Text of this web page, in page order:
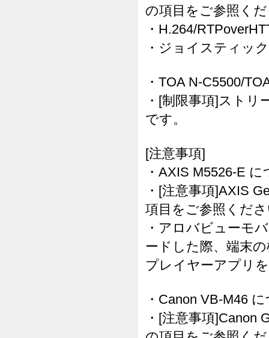
の項目をご参照く
・H.264/
・ジョイスティッ
・TOA N-C5500/
・[制限事項]スト
です。
[注意事項]
・AXIS M5526-E
・[注意事項]AXIS
項目をご参照くだ
・アロバビューモ
ードした際、端末
プレイヤーアプリ
・Canon VB-M46
・[注意事項]Canon